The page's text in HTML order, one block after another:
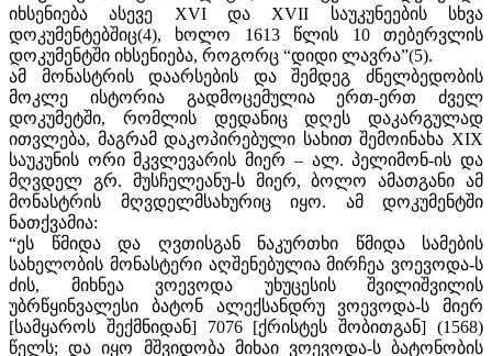
იხსენიება ასევე XVI და XVII საუკუნეების სხვა
დოკუმენტებშიც(4), ხოლო 1613 წლის 10 თებერვლის
დოკუმენტში იხსენიება, როგორც “დიდი ლავრა”(5).
ამ მონასტრის დაარსების და შემდეგ ძნელბედობის
მოკლე ისტორია გადმოცემულია ერთ-ერთ ძველ
დოკუმეტში, რომლის დედანიც დღეს დაკარგულად
ითვლება, მაგრამ დაკოპირებული სახით შემოინახა XIX
საუკუნის ორი მკვლევარის მიერ – ალ. პელიმონ-ის და
მღვდელ გრ. მუსჩელეანუ-ს მიერ, ბოლო ამათგანი ამ
მონასტრის მღვდელმსახურიც იყო. ამ დოკუმენტში
ნათქვამია:
“ეს წმიდა და ღვთისგან ნაკურთხი წმიდა სამების
სახელობის მონასტერი აღშენებულია მირჩეა ვოევოდა-ს
ძის, მიხნეა ვოევოდა უხუცესის შვილიშვილის
უბრწყინვალესი ბატონ ალექსანდრუ ვოევოდა-ს მიერ
[სამყაროს შექმნიდან] 7076 [ქრისტეს შობითგან] (1568)
წელს; და იყო მშვიდობა მიხაი ვოევოდა-ს ბატონობის